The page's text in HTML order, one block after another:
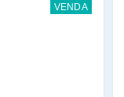
VENDA